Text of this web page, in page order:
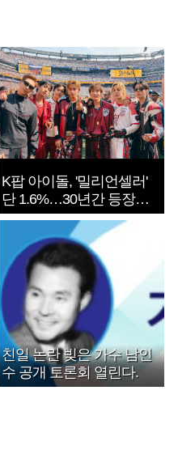
K팝 아이돌, '밀리언셀러'
단 1.6%…30년간 등장
1182개팀 전수조사
친일 논란 빚은 가수 남인
수 공개 토론회 열린다.